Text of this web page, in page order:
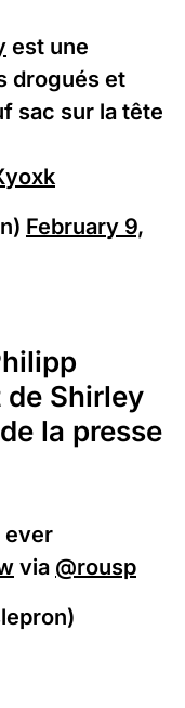
est une
drogués et
sac sur la tête
February 9,
de Shirley
la presse
ever
via @rousp